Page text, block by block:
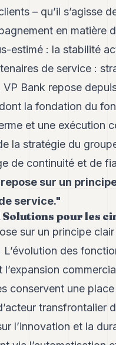
– qu’il s’agisse
en matière
estimé : la stabilité
de service :
Bank repose
la fondation du
et une exécution
la stratégie du
de continuité et de
sur un
service."
Solutions pour les
sur un principe
des
conservent une
transfrontalier
l’innovation et la